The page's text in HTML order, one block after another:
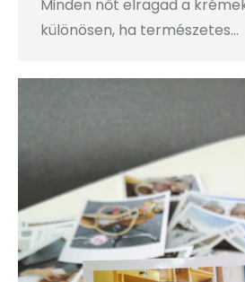
Minden nőt elragad a
különösen, ha természetes…